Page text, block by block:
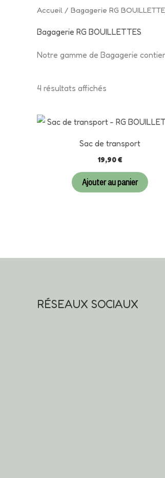
Accueil / Bagagerie RG
Bagagerie RG BOUILLETTES
Notre gamme de Bagagerie
4 résultats affichés
Trié
par
Sac de transport
19,90€
Ajouter au panier
RÉSEAUX SOCIAUX